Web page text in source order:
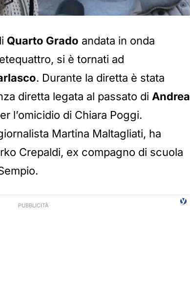
Quarto Grado andata in onda
si è tornati ad
. Durante la diretta è stata
diretta legata al passato di Andrea
l’omicidio di Chiara Poggi.
Martina Maltagliati, ha
Crepaldi, ex compagno di scuola